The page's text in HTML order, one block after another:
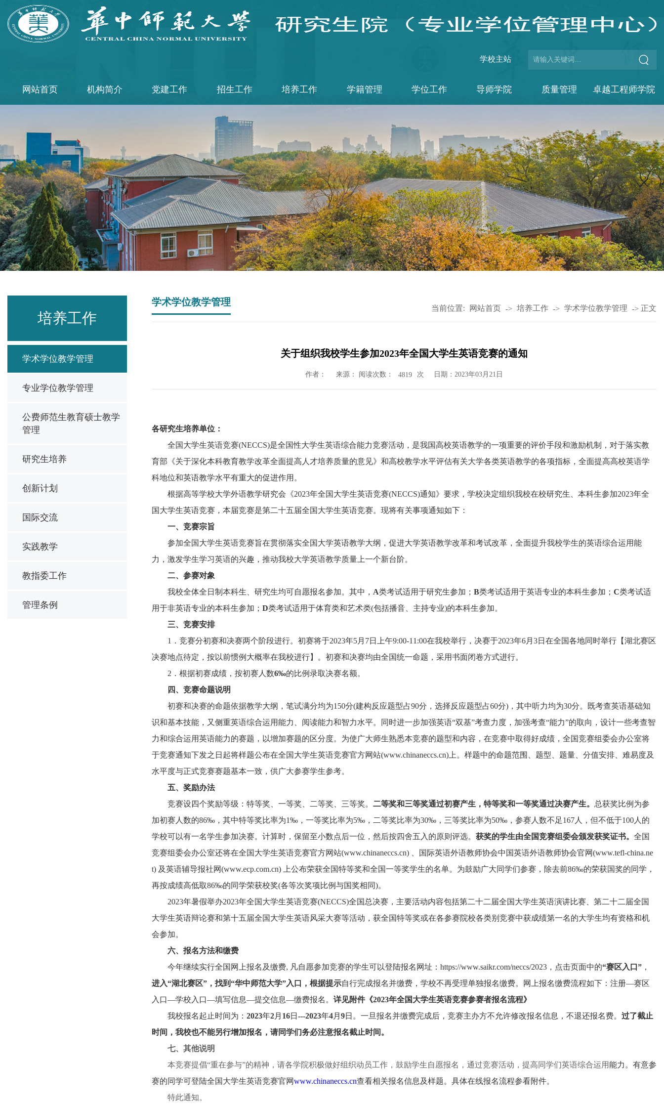
学校主站
网站首页 机构简介 党建工作 招生工作 培养工作 学籍管理 学位工作 导师学院 质量管理 卓越工程师学院
培养工作
学术学位教学管理
专业学位教学管理
公费师范生教育硕士教学
管理
研究生培养
创新计划
国际交流
实践教学
教指委工作
管理条例
学术学位教学管理
当前位置: 网站首页 -> 培养工作 -> 学术学位教学管理 -> 正文
关于组织我校学生参加2023年全国大学生英语竞赛的通知
作者： 来源： 阅读次数： 4819 次 日期：2023年03月21日
各研究生培养单位：
全国大学生英语竞赛(NECCS)是全国性大学生英语综合能力竞赛活动，是我国高校英语教学的一项重要的评价手段和激励机制，对于落实教
育部《关于深化本科教育教学改革全面提高人才培养质量的意见》和高校教学水平评估有关大学各类英语教学的各项指标，全面提高高校英语学
科地位和英语教学水平有重大的促进作用。
根据高等学校大学外语教学研究会《2023年全国大学生英语竞赛(NECCS)通知》要求，学校决定组织我校在校研究生、本科生参加2023年全
国大学生英语竞赛，本届竞赛是第二十五届全国大学生英语竞赛。现将有关事项通知如下：
一、竞赛宗旨
参加全国大学生英语竞赛旨在贯彻落实全国大学英语教学大纲，促进大学英语教学改革和考试改革，全面提升我校学生的英语综合运用能
力，激发学生学习英语的兴趣，推动我校大学英语教学质量上一个新台阶。
二、参赛对象
我校全体全日制本科生、研究生均可自愿报名参加。其中， A类考试适用于研究生参加； B类考试适用于英语专业的本科生参加； C类考试适
用于非英语专业的本科生参加； D类考试适用于体育类和艺术类(包括播音、主持专业)的本科生参加。
三、竞赛安排
1．竞赛分初赛和决赛两个阶段进行。初赛将于2023年5月7日上午9:00-11:00在我校举行，决赛于2023年6月3日在全国各地同时举行【湖北赛区
决赛地点待定，按以前惯例大概率在我校进行】。初赛和决赛均由全国统一命题，采用书面闭卷方式进行。
2．根据初赛成绩，按初赛人数6‰的比例录取决赛名额。
四、竞赛命题说明
初赛和决赛的命题依据教学大纲，笔试满分均为150分(建构反应题型占90分，选择反应题型占60分)，其中听力均为30分。既考查英语基础知
识和基本技能，又侧重英语综合运用能力、阅读能力和智力水平。同时进一步加强英语“双基”考查力度，加强考查“能力”的取向，设计一些考查智
力和综合运用英语能力的赛题，以增加赛题的区分度。为使广大师生熟悉本竞赛的题型和内容，在竞赛中取得好成绩，全国竞赛组委会办公室将
于竞赛通知下发之日起将样题公布在全国大学生英语竞赛官方网站(www.chinaneccs.cn)上。样题中的命题范围、题型、题量、分值安排、难易度及
水平度与正式竞赛赛题基本一致，供广大参赛学生参考。
五、奖励办法
竞赛设四个奖励等级：特等奖、一等奖、二等奖、三等奖。 二等奖和三等奖通过初赛产生，特等奖和一等奖通过决赛产生。 总获奖比例为参
加初赛人数的86‰，其中特等奖比率为1‰，一等奖比率为5‰，二等奖比率为30‰，三等奖比率为50‰，参赛人数不足167人，但不低于100人的
学校可以有一名学生参加决赛。计算时，保留至小数点后一位，然后按四舍五入的原则评选。 获奖的学生由全国竞赛组委会颁发获奖证书。 全国
竞赛组委会办公室还将在全国大学生英语竞赛官方网站(www.chinaneccs.cn) 、国际英语外语教师协会中国英语外语教师协会官网(www.tefl-china.ne
t) 及英语辅导报社网(www.ecp.com.cn) 上公布荣获全国特等奖和全国一等奖学生的名单。为鼓励广大同学们参赛，除去前86‰的荣获国奖的同学，
再按成绩高低取86‰的同学荣获校奖(各等次奖项比例与国奖相同)。
2023年暑假举办2023年全国大学生英语竞赛(NECCS)全国总决赛，主要活动内容包括第二十二届全国大学生英语演讲比赛、第二十二届全国
大学生英语辩论赛和第十五届全国大学生英语风采大赛等活动，获全国特等奖或在各参赛院校各类别竞赛中获成绩第一名的大学生均有资格和机
会参加。
六、报名方法和缴费
今年继续实行全国网上报名及缴费, 凡自愿参加竞赛的学生可以登陆报名网址：https://www.saikr.com/neccs/2023，点击页面中的“赛区入口” ，
进入“湖北赛区”，找到“华中师范大学”入口， 根据提示自行完成报名并缴费，学校不再受理单独报名缴费。网上报名缴费流程如下：注册—赛区
入口—学校入口—填写信息—提交信息—缴费报名。 详见附件《2023年全国大学生英语竞赛参赛者报名流程》
我校报名起止时间为： 2023年2月 16日 ---2023年4月 9日。一旦报名并缴费完成后，竞赛主办方不允许修改报名信息，不退还报名费。 过了截止
时间，我校也不能另行增加报名，请同学们务必注意报名截止时间。
七、其他说明
本竞赛提倡“重在参与”的精神，请各学院积极做好组织动员工作，鼓励学生自愿报名，通过竞赛活动，提高同学们英语综合运用能力。有意参
赛的同学可登陆全国大学生英语竞赛官网www.chinaneccs.cn查看相关报名信息及样题。具体在线报名流程参看附件。
特此通知。